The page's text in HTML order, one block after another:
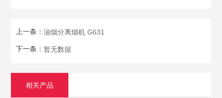
上一条：油烟分离烟机 G631
下一条：暂无数据
相关产品